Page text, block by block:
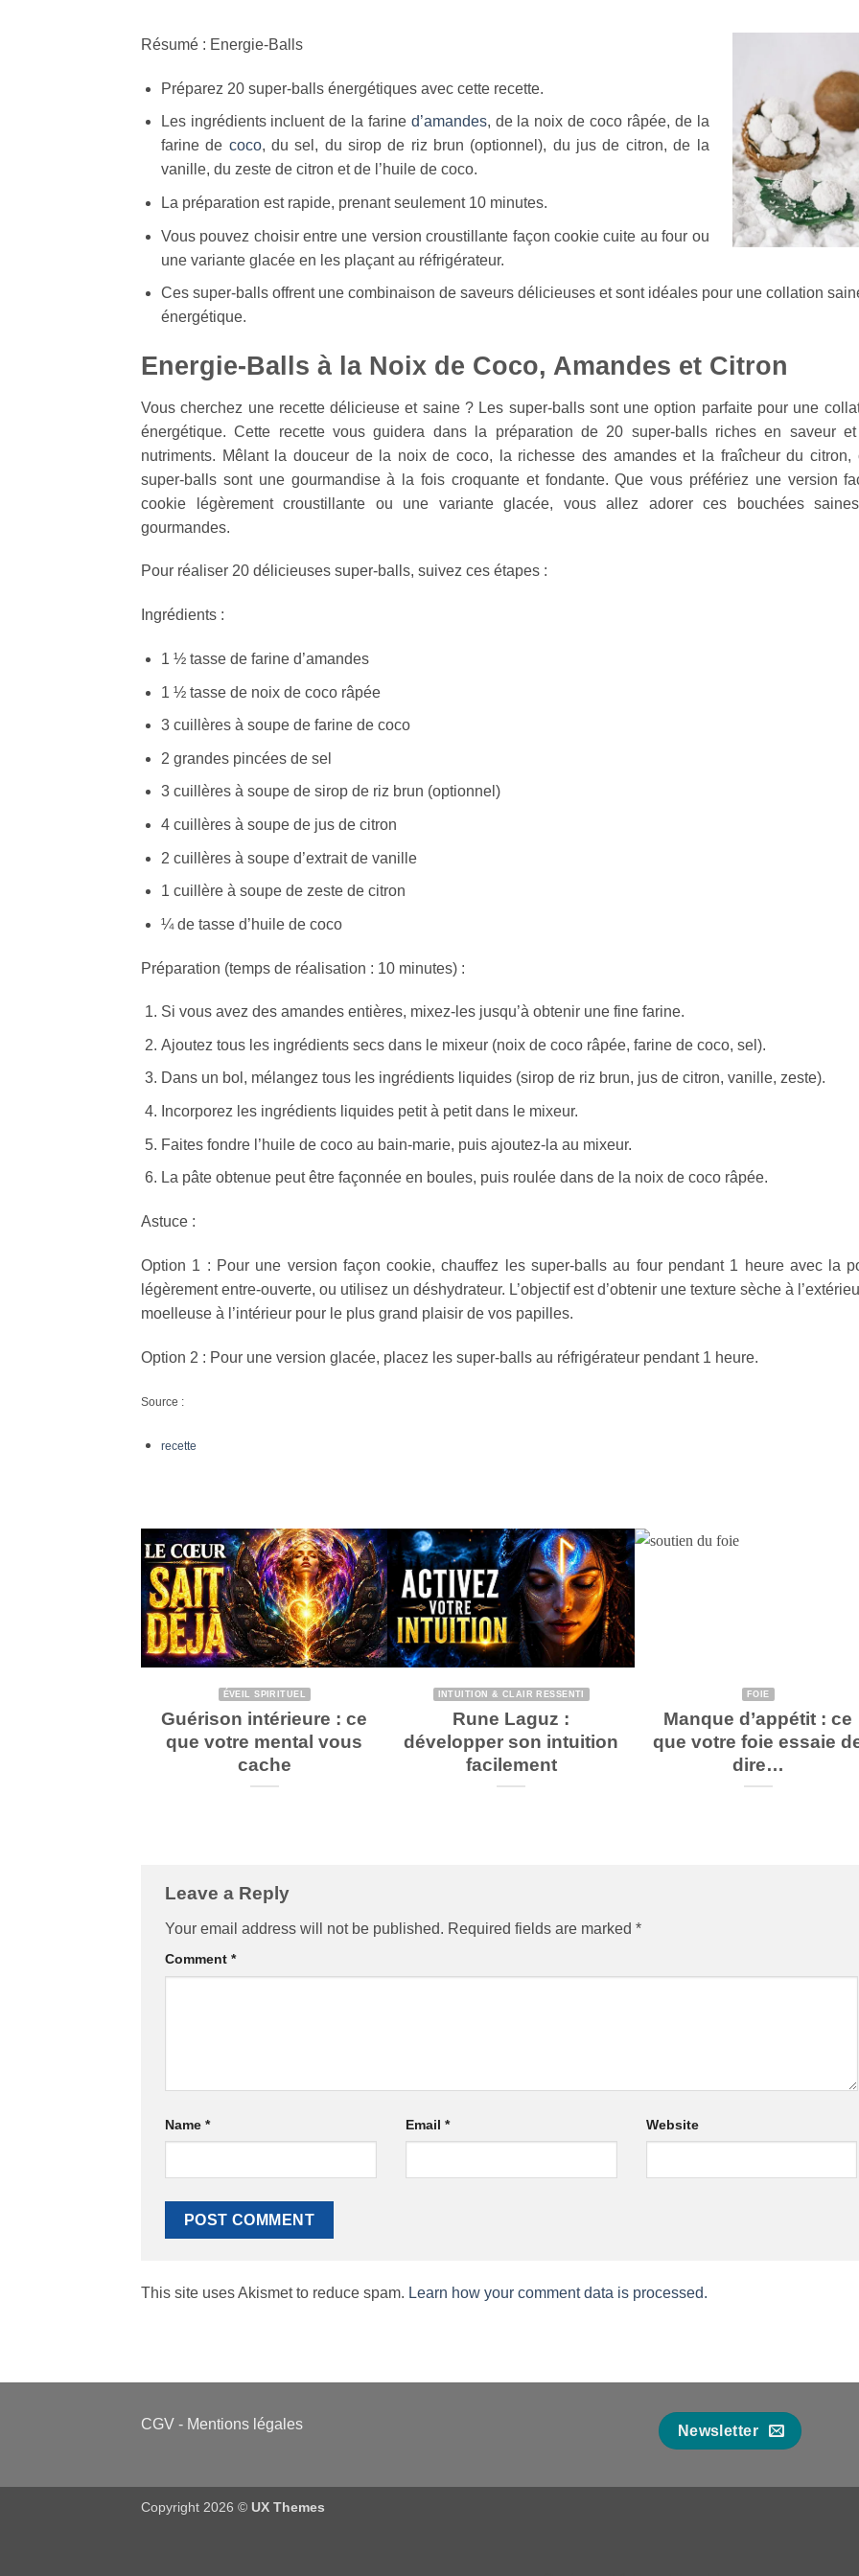
Résumé : Energie-Balls
Préparez 20 super-balls énergétiques avec cette recette.
Les ingrédients incluent de la farine d’amandes, de la noix de coco râpée, de la
farine de coco, du sel, du sirop de riz brun (optionnel), du jus de citron, de la
vanille, du zeste de citron et de l’huile de coco.
La préparation est rapide, prenant seulement 10 minutes.
Vous pouvez choisir entre une version croustillante façon cookie cuite au four ou
une variante glacée en les plaçant au réfrigérateur.
Ces super-balls offrent une combinaison de saveurs délicieuses et sont idéales pour une collation
énergétique.
Energie-Balls à la Noix de Coco, Amandes et Citron
Vous cherchez une recette délicieuse et saine ? Les super-balls sont une option parfaite pour une
énergétique. Cette recette vous guidera dans la préparation de 20 super-balls riches en saveur
nutriments. Mêlant la douceur de la noix de coco, la richesse des amandes et la fraîcheur du citron,
super-balls sont une gourmandise à la fois croquante et fondante. Que vous préfériez une version
cookie légèrement croustillante ou une variante glacée, vous allez adorer ces bouchées
gourmandes.
Pour réaliser 20 délicieuses super-balls, suivez ces étapes :
Ingrédients :
1 ½ tasse de farine d’amandes
1 ½ tasse de noix de coco râpée
3 cuillères à soupe de farine de coco
2 grandes pincées de sel
3 cuillères à soupe de sirop de riz brun (optionnel)
4 cuillères à soupe de jus de citron
2 cuillères à soupe d’extrait de vanille
1 cuillère à soupe de zeste de citron
¼ de tasse d’huile de coco
Préparation (temps de réalisation : 10 minutes) :
Si vous avez des amandes entières, mixez-les jusqu’à obtenir une fine farine.
Ajoutez tous les ingrédients secs dans le mixeur (noix de coco râpée, farine de coco, sel).
Dans un bol, mélangez tous les ingrédients liquides (sirop de riz brun, jus de citron, vanille, zeste).
Incorporez les ingrédients liquides petit à petit dans le mixeur.
Faites fondre l’huile de coco au bain-marie, puis ajoutez-la au mixeur.
La pâte obtenue peut être façonnée en boules, puis roulée dans de la noix de coco râpée.
Astuce :
Option 1 : Pour une version façon cookie, chauffez les super-balls au four pendant 1 heure avec la
légèrement entre-ouverte, ou utilisez un déshydrateur. L’objectif est d’obtenir une texture sèche à
moelleuse à l’intérieur pour le plus grand plaisir de vos papilles.
Option 2 : Pour une version glacée, placez les super-balls au réfrigérateur pendant 1 heure.
Source :
recette
ÉVEIL SPIRITUEL
Guérison intérieure : ce
que votre mental vous
cache
INTUITION & CLAIR RESSENTI
Rune Laguz :
développer son intuition
facilement
FOIE
Manque d’appétit : ce
que votre foie essaie
dire…
Leave a Reply
Your email address will not be published. Required fields are marked *
Comment *
Name * Email * Website
This site uses Akismet to reduce spam. Learn how your comment data is processed.
CGV - Mentions légales Newsletter
Copyright 2026 © UX Themes